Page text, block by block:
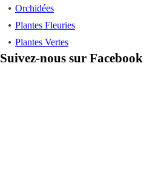
Orchidées
Plantes Fleuries
Plantes Vertes
Suivez-nous sur Facebook